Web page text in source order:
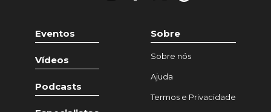
Eventos
Vídeos
Podcasts
Sobre
Sobre nós
Ajuda
Termos e Privacidade